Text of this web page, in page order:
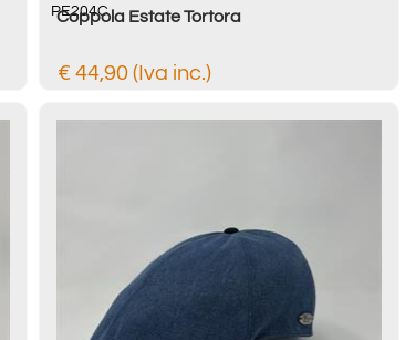
PE204C
Coppola Estate Tortora
€ 44,90 (Iva inc.)